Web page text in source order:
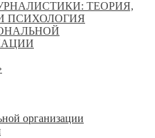
ТЕОРИЯ,
ПСИХОЛОГИЯ
организации